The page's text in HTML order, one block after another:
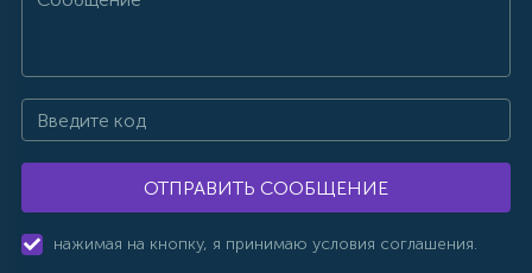
ОТПРАВИТЬ СООБЩЕНИЕ
нажимая на кнопку, я принимаю условия соглашения.